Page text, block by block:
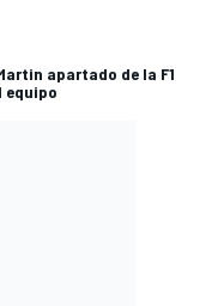
apartado de la F1
equipo